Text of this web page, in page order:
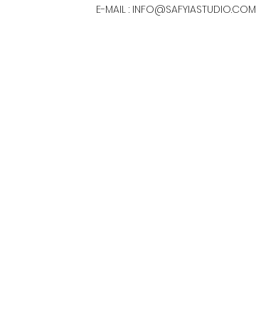
E-MAIL : INFO@SAFYIASTUDIO.COM